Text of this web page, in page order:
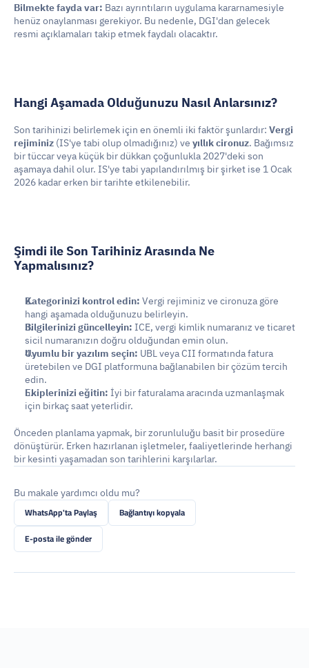
Bilmekte fayda var: Bazı ayrıntıların uygulama kararnamesiyle
henüz onaylanması gerekiyor. Bu nedenle, DGI'dan gelecek
resmi açıklamaları takip etmek faydalı olacaktır.
Hangi Aşamada Olduğunuzu Nasıl Anlarsınız?
Son tarihinizi belirlemek için en önemli iki faktör şunlardır: Vergi
rejiminiz (IS'ye tabi olup olmadığınız) ve yıllık cironuz. Bağımsız
bir tüccar veya küçük bir dükkan çoğunlukla 2027'deki son
aşamaya dahil olur. IS'ye tabi yapılandırılmış bir şirket ise 1 Ocak
2026 kadar erken bir tarihte etkilenebilir.
Şimdi ile Son Tarihiniz Arasında Ne
Yapmalısınız?
Kategorinizi kontrol edin: Vergi rejiminiz ve cironuza göre
hangi aşamada olduğunuzu belirleyin.
Bilgilerinizi güncelleyin: ICE, vergi kimlik numaranız ve ticaret
sicil numaranızın doğru olduğundan emin olun.
Uyumlu bir yazılım seçin: UBL veya CII formatında fatura
üretebilen ve DGI platformuna bağlanabilen bir çözüm tercih
edin.
Ekiplerinizi eğitin: İyi bir faturalama aracında uzmanlaşmak
için birkaç saat yeterlidir.
Önceden planlama yapmak, bir zorunluluğu basit bir prosedüre
dönüştürür. Erken hazırlanan işletmeler, faaliyetlerinde herhangi
bir kesinti yaşamadan son tarihlerini karşılarlar.
Bu makale yardımcı oldu mu?
WhatsApp'ta Paylaş
Bağlantıyı kopyala
E-posta ile gönder